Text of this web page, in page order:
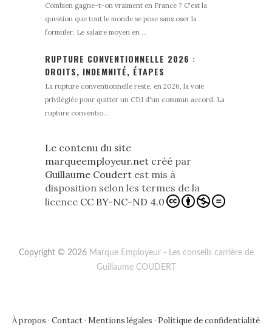
Combien gagne-t-on vraiment en France ? C'est la
question que tout le monde se pose sans oser la
formuler. Le salaire moyen en ...
RUPTURE CONVENTIONNELLE 2026 :
DROITS, INDEMNITÉ, ÉTAPES
La rupture conventionnelle reste, en 2026, la voie
privilégiée pour quitter un CDI d'un commun accord. La
rupture conventio...
Le contenu du site
marqueemployeur.net créé par
Guillaume Coudert est mis à
disposition selon les termes de la
licence CC BY-NC-ND 4.0
Copyright © 2026 Marque Employeur - Les conseils carrière de
Guillaume COUDERT
À propos · Contact · Mentions légales · Politique de confidentialité